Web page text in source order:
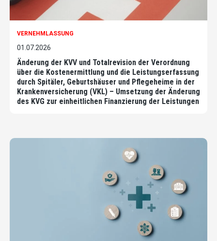
VERNEHMLASSUNG
01.07.2026
Änderung der KVV und Totalrevision der Verordnung
über die Kostenermittlung und die Leistungserfassung
durch Spitäler, Geburtshäuser und Pflegeheime in der
Krankenversicherung (VKL) – Umsetzung der Änderung
des KVG zur einheitlichen Finanzierung der Leistungen